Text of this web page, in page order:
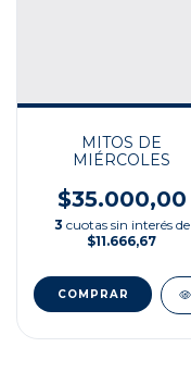
MITOS DE
MIÉRCOLES
$35.000,00
3 cuotas sin interés de
$11.666,67